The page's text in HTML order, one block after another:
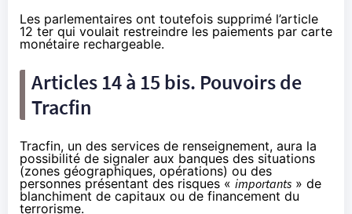
Les parlementaires ont toutefois supprimé l’article
12 ter qui voulait restreindre les paiements par carte
monétaire rechargeable.
Articles 14 à 15 bis. Pouvoirs de
Tracfin
Tracfin, un des services de renseignement, aura la
possibilité de signaler aux banques des situations
(zones géographiques, opérations) ou des
personnes présentant des risques « importants » de
blanchiment de capitaux ou de financement du
terrorisme.